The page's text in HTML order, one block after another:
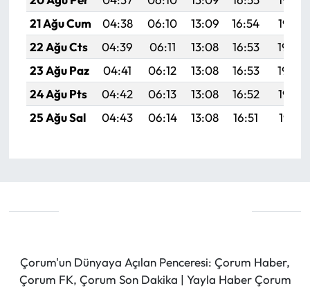
21 Ağu Cum
04:38 06:10 13:09 16:54
19:57
22 Ağu Cts
04:39 06:11 13:08 16:53
19:56
23 Ağu Paz
04:41 06:12 13:08 16:53
19:54
24 Ağu Pts
04:42 06:13 13:08 16:52
19:53
25 Ağu Sal
04:43 06:14 13:08 16:51 19:51
Çorum'un Dünyaya Açılan Penceresi: Çorum Haber,
Çorum FK, Çorum Son Dakika | Yayla Haber Çorum